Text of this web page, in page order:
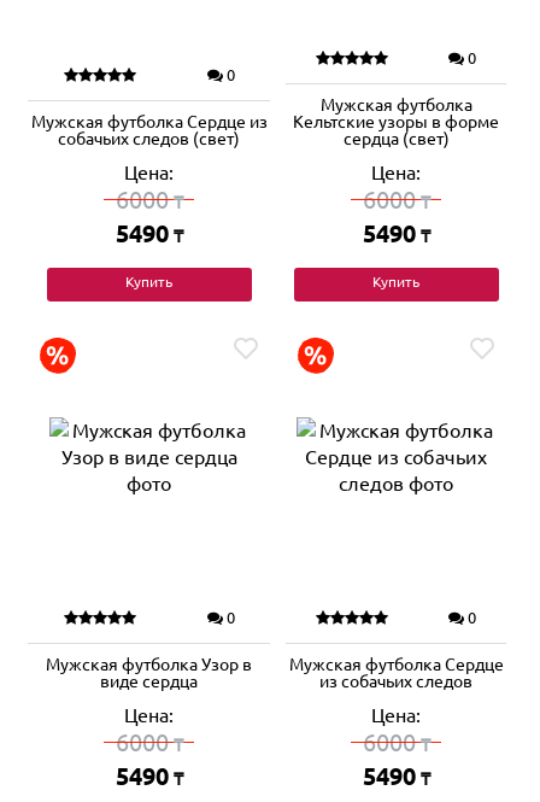
0
Мужская футболка Сердце из
собачьих следов (свет)
Цена:
6000₸
5490 ₸
Купить
0
Мужская футболка
Кельтские узоры в форме
сердца (свет)
Цена:
6000₸
5490 ₸
Купить
0
Мужская футболка Узор в
виде сердца
Цена:
6000₸
5490 ₸
0
Мужская футболка Сердце
из собачьих следов
Цена:
6000₸
5490 ₸